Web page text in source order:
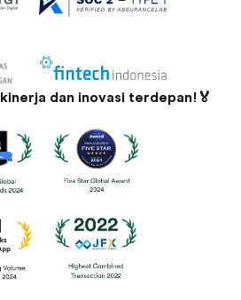
dan inovasi terdepan!🏅